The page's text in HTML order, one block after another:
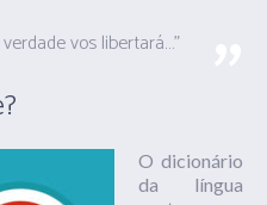
vos libertará…”
O dicionário
da língua